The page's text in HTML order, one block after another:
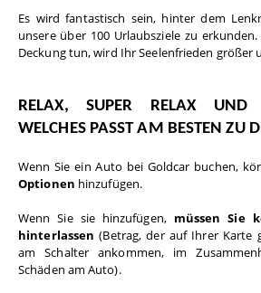
Es wird fantastisch sein, hinter dem
unsere über 100 Urlaubsziele zu
Deckung tun, wird Ihr Seelenfrieden größer
RELAX, SUPER RELAX UND
WELCHES PASST AM BESTEN ZU
Wenn Sie ein Auto bei Goldcar buchen,
Optionen hinzufügen.
Wenn Sie sie hinzufügen, müssen Sie
hinterlassen (Betrag, der auf Ihrer Karte
am Schalter ankommen, im
Schäden am Auto).